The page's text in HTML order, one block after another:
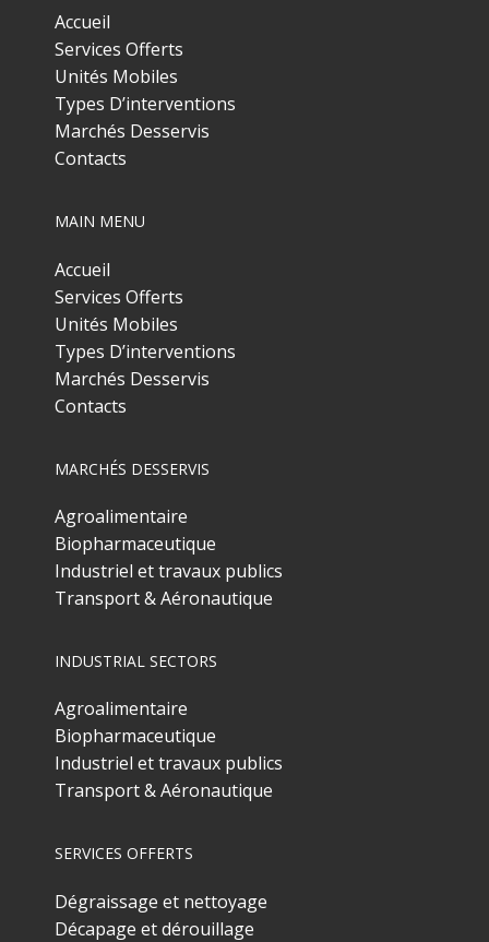
Accueil
Services Offerts
Unités Mobiles
Types D’interventions
Marchés Desservis
Contacts
MAIN MENU
Accueil
Services Offerts
Unités Mobiles
Types D’interventions
Marchés Desservis
Contacts
MARCHÉS DESSERVIS
Agroalimentaire
Biopharmaceutique
Industriel et travaux publics
Transport & Aéronautique
INDUSTRIAL SECTORS
Agroalimentaire
Biopharmaceutique
Industriel et travaux publics
Transport & Aéronautique
SERVICES OFFERTS
Dégraissage et nettoyage
Décapage et dérouillage